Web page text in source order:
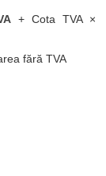
+ Cota TVA ×
fără TVA